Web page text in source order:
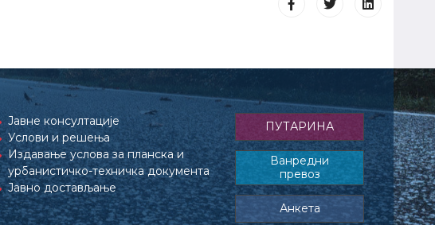
Јавне консултације
Услови и решења
Издавање услова за планска и
урбанистичко-техничка документа
Јавно достављање
ПУТАРИНА
Ванредни
превоз
Анкета